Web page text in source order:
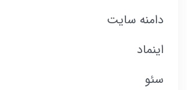
دامنه سایت
اینماد
سئو